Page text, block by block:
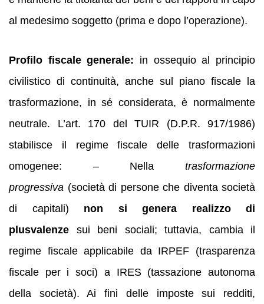
al medesimo soggetto (prima e dopo l’operazione).
Profilo fiscale generale: in ossequio al principio
civilistico di continuità, anche sul piano fiscale la
trasformazione, in sé considerata, è normalmente
neutrale. L’art. 170 del TUIR (D.P.R. 917/1986)
stabilisce il regime fiscale delle trasformazioni
omogenee: – Nella trasformazione
progressiva (società di persone che diventa società
di capitali) non si genera realizzo di
plusvalenze sui beni sociali; tuttavia, cambia il
regime fiscale applicabile da IRPEF (trasparenza
fiscale per i soci) a IRES (tassazione autonoma
della società). Ai fini delle imposte sui redditi,